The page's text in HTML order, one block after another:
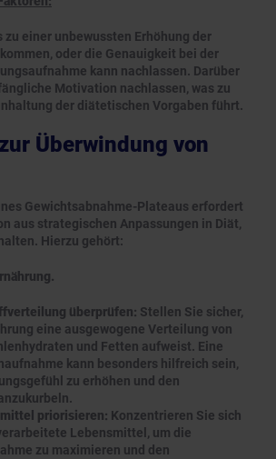
zu einer unbewussten Erhöhung der
oder die Genauigkeit bei der
kann nachlassen. Darüber
Motivation nachlassen, was zu
der diätetischen Vorgaben führt.
Überwindung von
Gewichtsabnahme-Plateaus erfordert
aus strategischen Anpassungen in Diät,
Hierzu gehört:
überprüfen: Stellen Sie sicher,
eine ausgewogene Verteilung von
und Fetten aufweist. Eine
kann besonders hilfreich sein,
zu erhöhen und den
priorisieren: Konzentrieren Sie sich
Lebensmittel, um die
zu maximieren und den